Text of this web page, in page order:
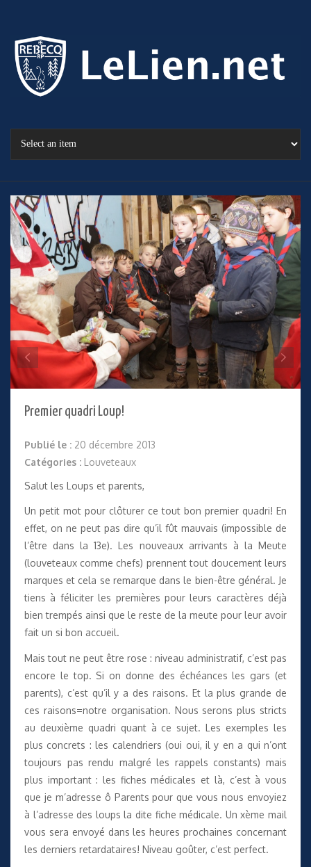
Premier quadri Loup!
Publié le : 20 décembre 2013
Catégories : Louveteaux
Salut les Loups et parents,
Un petit mot pour clôturer ce tout bon premier quadri! En
effet, on ne peut pas dire qu’il fût mauvais (impossible de
l’être dans la 13e). Les nouveaux arrivants à la Meute
(louveteaux comme chefs) prennent tout doucement leurs
marques et cela se remarque dans le bien-être général. Je
tiens à féliciter les premières pour leurs caractères déjà
bien trempés ainsi que le reste de la meute pour leur avoir
fait un si bon accueil.
Mais tout ne peut être rose : niveau administratif, c’est pas
encore le top. Si on donne des échéances les gars (et
parents), c’est qu’il y a des raisons. Et la plus grande de
ces raisons=notre organisation. Nous serons plus stricts
au deuxième quadri quant à ce sujet. Les exemples les
plus concrets : les calendriers (oui oui, il y en a qui n’ont
toujours pas rendu malgré les rappels constants) mais
plus important : les fiches médicales et là, c’est à vous
que je m’adresse ô Parents pour que vous nous envoyiez
à l’adresse des loups la dite fiche médicale. Un xème mail
vous sera envoyé dans les heures prochaines concernant
les derniers retardataires! Niveau goûter, c’est perfect.